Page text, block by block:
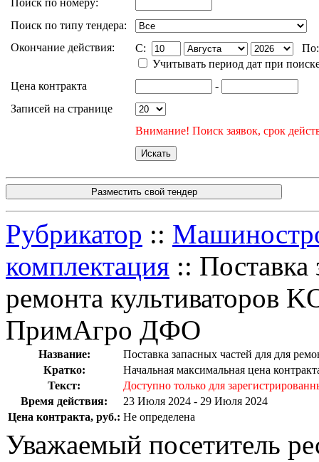
Поиск по типу тендера:
Окончание действия:
C:
Учитывать период дат при
Цена контракта
-
Записей на странице
Внимание! Поиск заявок, срок
Разместить свой тендер
Рубрикатор ::
комплектация :: Поставка
ремонта культиваторов
ПримАгро ДФО
Название:
Поставка запасных частей для для
Кратко:
Начальная максимальная цена
Текст:
Доступно только для
Время действия:
23 Июля 2024 - 29 Июля 2024
Цена контракта, руб.: Не определена
Уважаемый посетитель